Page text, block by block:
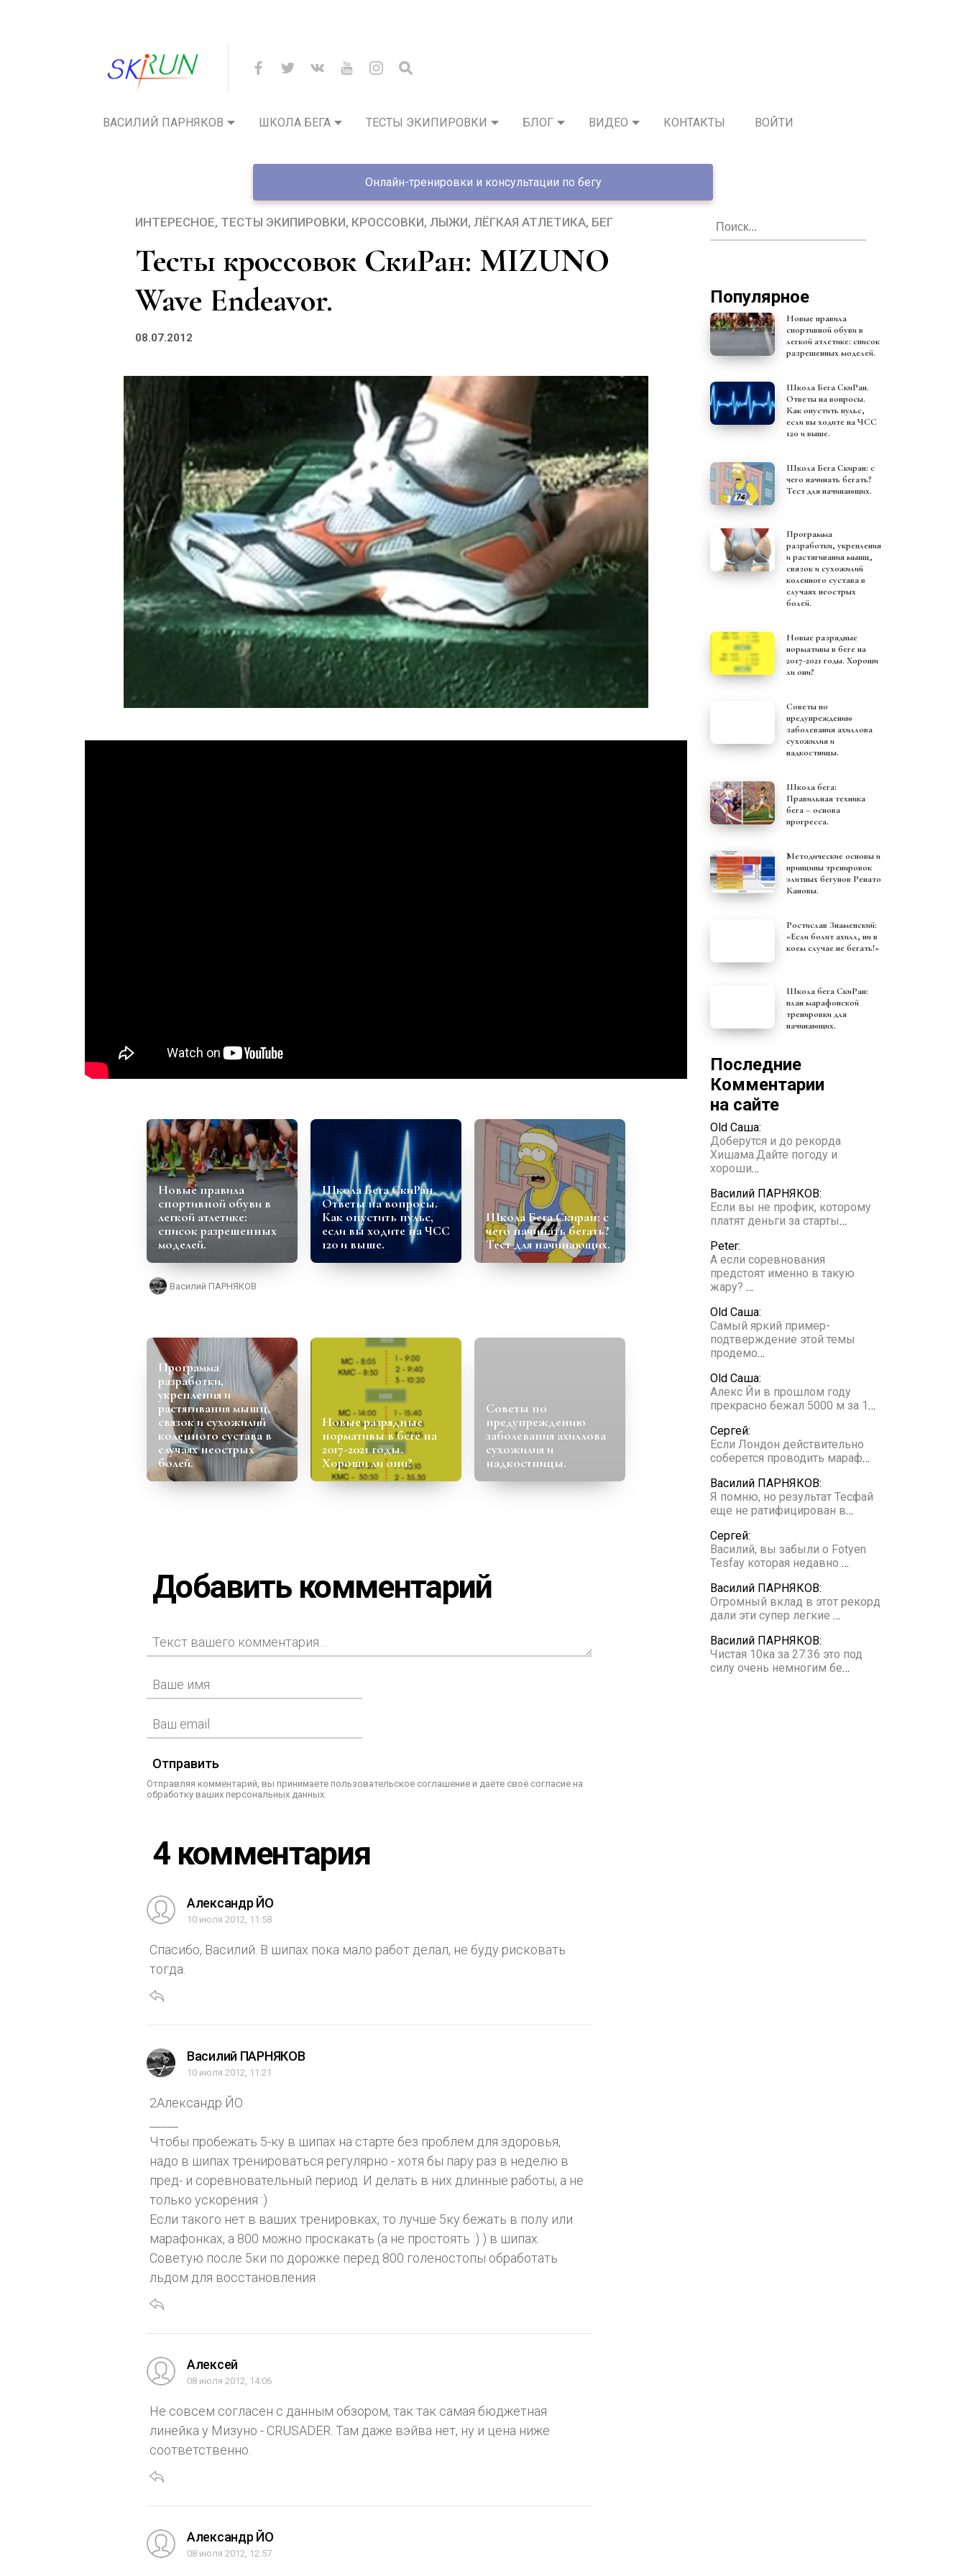
ВАСИЛИЙ ПАРНЯКОВ ШКОЛА БЕГА ТЕСТЫ ЭКИПИРОВКИ БЛОГ ВИДЕО КОНТАКТЫ ВОЙТИ
Онлайн-тренировки и консультации по бегу
ИНТЕРЕСНОЕ ТЕСТЫ ЭКИПИРОВКИ КРОССОВКИ ЛЫЖИ ЛЁГКАЯ АТЛЕТИКА БЕГ
Тесты кроссовок СкиРан: MIZUNO
Wave Endeavor.
08.07.2012
Новые правила
спортивной обуви в
легкой атлетике:
список разрешенных
моделей.
Василий ПАРНЯКОВ
Школа Бега СкиРан.
Ответы на вопросы.
Как опустить пульс,
если вы ходите на ЧСС
120 и выше.
Школа Бега Скиран: с
чего начинать бегать?
Тест для начинающих.
Программа
разработки,
укрепления и
растягивания мышц,
связок и сухожилий
коленного сустава в
случаях неострых
болей.
Новые разрядные
нормативы в беге на
2017-2021 годы.
Хороши ли они?
Советы по
предупреждению
заболевания ахиллова
сухожилия и
надкостницы.
Добавить комментарий
Отправить
Отправляя комментарий, вы принимаете пользовательское соглашение и даёте своё согласие на
обработку ваших персональных данных.
4 комментария
Александр ЙО
10 июля 2012, 11:58
Спасибо, Василий. В шипах пока мало работ делал, не буду рисковать
тогда.
Василий ПАРНЯКОВ
10 июля 2012, 11:21
2Александр ЙО
Чтобы пробежать 5-ку в шипах на старте без проблем для здоровья,
надо в шипах тренироваться регулярно - хотя бы пару раз в неделю в
пред- и соревновательный период. И делать в них длинные работы, а не
только ускорения :)
Если такого нет в ваших тренировках, то лучше 5ку бежать в полу или
марафонках, а 800 можно проскакать (а не простоять :) ) в шипах.
Советую после 5ки по дорожке перед 800 голеностопы обработать
льдом для восстановления .
Алексей
08 июля 2012, 14:06
Не совсем согласен с данным обзором, так так самая бюджетная
линейка у Мизуно - CRUSADER. Там даже вэйва нет, ну и цена ниже
соответственно.
Александр ЙО
08 июля 2012, 12:57
Популярное
Новые правила
спортивной обуви в
легкой атлетике: список
разрешенных моделей.
Школа Бега СкиРан.
Ответы на вопросы.
Как опустить пульс,
если вы ходите на ЧСС
120 и выше.
Школа Бега Скиран: с
чего начинать бегать?
Тест для начинающих.
Программа
разработки, укрепления
и растягивания мышц,
связок и сухожилий
коленного сустава в
случаях неострых
болей.
Новые разрядные
нормативы в беге на
2017-2021 годы. Хороши
ли они?
Советы по
предупреждению
заболевания ахиллова
сухожилия и
надкостницы.
Школа бега:
Правильная техника
бега – основа
прогресса.
Методические основы и
принципы тренировок
элитных бегунов Ренато
Кановы.
Ростислав Знаменский:
«Если болит ахилл, ни в
коем случае не бегать!»
Школа бега СкиРан:
план марафонской
тренировки для
начинающих.
Последние
Комментарии
на сайте
Old Саша:
Доберутся и до рекорда
Хишама.Дайте погоду и
хороши…
Василий ПАРНЯКОВ:
Если вы не профик, которому
платят деньги за старты…
Peter:
А если соревнования
предстоят именно в такую
жару? …
Old Саша:
Самый яркий пример-
подтверждение этой темы
продемо…
Old Саша:
Алекс Йи в прошлом году
прекрасно бежал 5000 м за 1…
Сергей:
Если Лондон действительно
соберется проводить мараф…
Василий ПАРНЯКОВ:
Я помню, но результат Тесфай
еще не ратифицирован в…
Сергей:
Василий, вы забыли о Fotyen
Tesfay которая недавно …
Василий ПАРНЯКОВ:
Огромный вклад в этот рекорд
дали эти супер легкие …
Василий ПАРНЯКОВ:
Чистая 10ка за 27:36 это под
силу очень немногим бе…